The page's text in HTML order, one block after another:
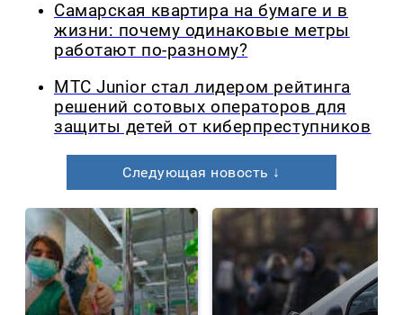
Самарская квартира на бумаге и в
жизни: почему одинаковые метры
работают по-разному?
МТС Junior стал лидером рейтинга
решений сотовых операторов для
защиты детей от киберпреступников
Следующая новость ↓